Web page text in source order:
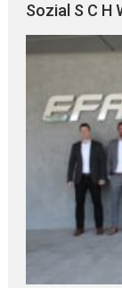
Sozial S C H